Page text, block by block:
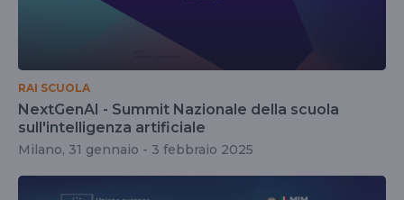
RAI SCUOLA
NextGenAI - Summit Nazionale della scuola
sull'intelligenza artificiale
Milano, 31 gennaio - 3 febbraio 2025